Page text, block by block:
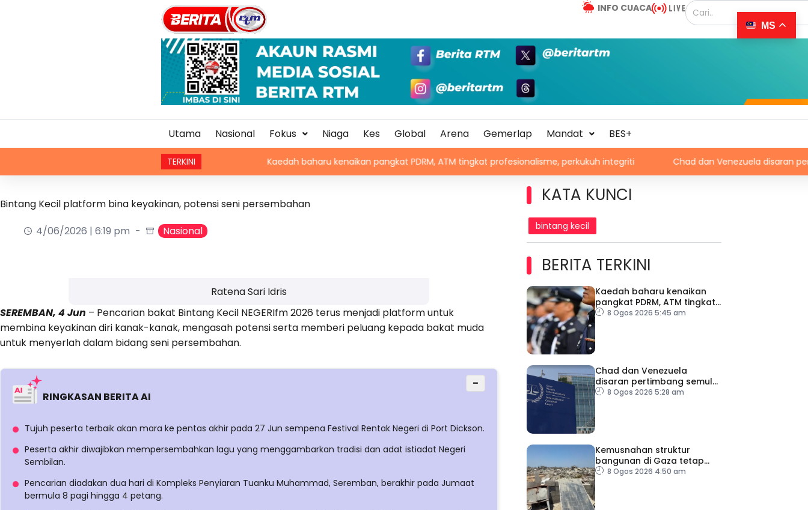
INFO CUACA
Utama Nasional Fokus Niaga Kes Global Arena Gemerlap Mandat BES+
TERKINI Kaedah baharu kenaikan pangkat PDRM, ATM tingkat profesionalisme, perkukuh integriti Chad dan Venezuela disaran pertimbang
Bintang Kecil platform bina keyakinan, potensi seni persembahan
4/06/2026 | 6:19 pm
Nasional
Ratena Sari Idris
SEREMBAN, 4 Jun – Pencarian bakat Bintang Kecil NEGERIfm 2026 terus menjadi platform untuk
membina keyakinan diri kanak-kanak, mengasah potensi serta memberi peluang kepada bakat muda
untuk menyerlah dalam bidang seni persembahan.
RINGKASAN BERITA AI
−
Tujuh peserta terbaik akan mara ke pentas akhir pada 27 Jun sempena Festival Rentak Negeri di Port Dickson.
Peserta akhir diwajibkan mempersembahkan lagu yang menggambarkan tradisi dan adat istiadat Negeri
Sembilan.
Pencarian diadakan dua hari di Kompleks Penyiaran Tuanku Muhammad, Seremban, berakhir pada Jumaat
bermula 8 pagi hingga 4 petang.
KATA KUNCI
bintang kecil
BERITA TERKINI
Kaedah baharu kenaikan
pangkat PDRM, ATM tingkat
profesionalisme, perkukuh
8 Ogos 2026 5:45 am
Chad dan Venezuela
disaran pertimbang semula
keputusan tarik diri
8 Ogos 2026 5:28 am
Kemusnahan struktur
bangunan di Gaza tetap
catat peningkatan
8 Ogos 2026 4:50 am
MS